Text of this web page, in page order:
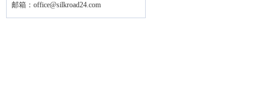
邮箱： office@silkroad24.com